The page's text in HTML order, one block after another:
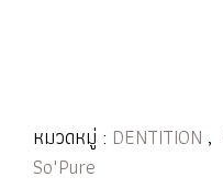
หมวดหมู่ : DENTITION ,
So'Pure